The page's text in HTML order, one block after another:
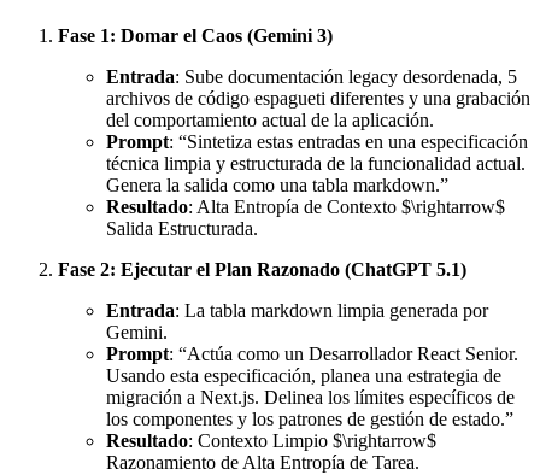
Fase 1: Domar el Caos (Gemini 3)
Entrada: Sube documentación legacy desordenada, 5
archivos de código espagueti diferentes y una grabación
del comportamiento actual de la aplicación.
Prompt: “Sintetiza estas entradas en una especificación
técnica limpia y estructurada de la funcionalidad actual.
Genera la salida como una tabla markdown.”
Resultado: Alta Entropía de Contexto $\rightarrow$
Salida Estructurada.
Fase 2: Ejecutar el Plan Razonado (ChatGPT 5.1)
Entrada: La tabla markdown limpia generada por
Gemini.
Prompt: “Actúa como un Desarrollador React Senior.
Usando esta especificación, planea una estrategia de
migración a Next.js. Delinea los límites específicos de
los componentes y los patrones de gestión de estado.”
Resultado: Contexto Limpio $\rightarrow$
Razonamiento de Alta Entropía de Tarea.